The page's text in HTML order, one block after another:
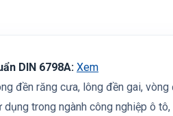
DIN 6798A: Xem
đền răng cưa, lông đền gai,
trong ngành công nghiệp ô